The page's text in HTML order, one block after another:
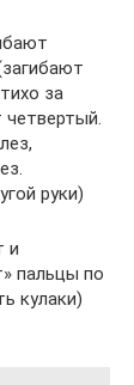
за
четвертый.
руки)
и
пальцы по
кулаки)